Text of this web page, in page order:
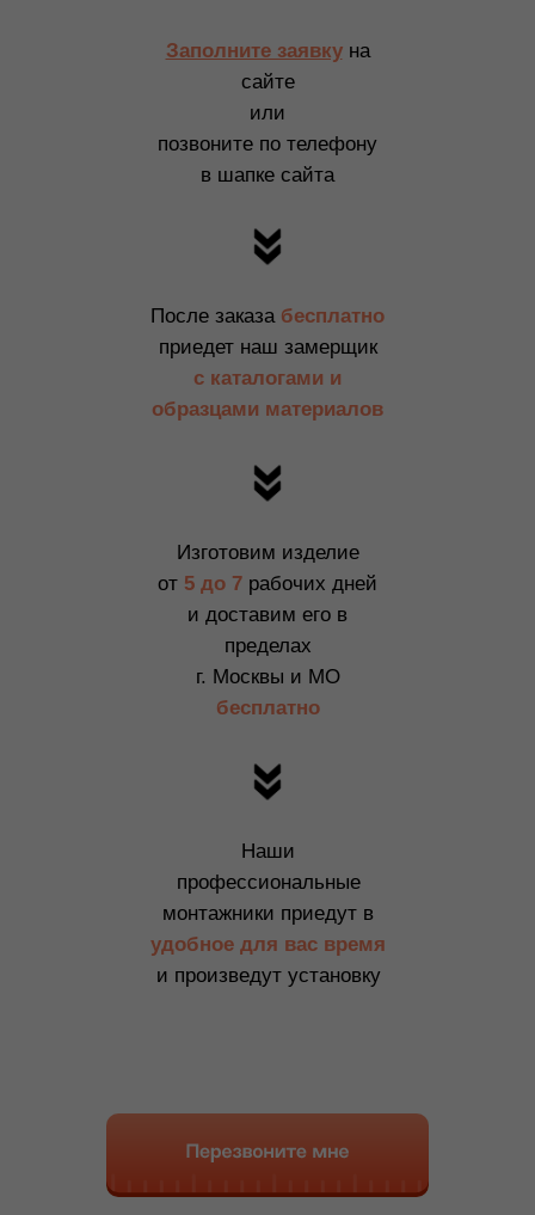
Заполните заявкуна
сайте
или
позвоните по телефону
в шапке сайта
После заказа бесплатно
приедет наш замерщик
с каталогами и
образцами материалов
Изготовим изделие
от 5 до 7 рабочих дней
и доставим его в
пределах
г. Москвы и МО
бесплатно
Наши
профессиональные
монтажники приедут в
удобное для вас время
и произведут установку